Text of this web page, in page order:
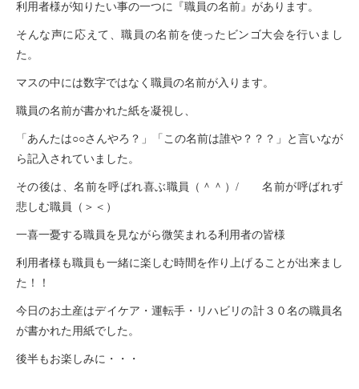
利用者様が知りたい事の一つに『職員の名前』があります。
そんな声に応えて、職員の名前を使ったビンゴ大会を行いまし
た。
マスの中には数字ではなく職員の名前が入ります。
職員の名前が書かれた紙を凝視し、
「あんたは○○さんやろ？」「この名前は誰や？？？」と言いなが
ら記入されていました。
その後は、名前を呼ばれ喜ぶ職員（＾＾）/ 名前が呼ばれず
悲しむ職員（＞＜）
一喜一憂する職員を見ながら微笑まれる利用者の皆様
利用者様も職員も一緒に楽しむ時間を作り上げることが出来まし
た！！
今日のお土産はデイケア・運転手・リハビリの計３０名の職員名
が書かれた用紙でした。
後半もお楽しみに・・・